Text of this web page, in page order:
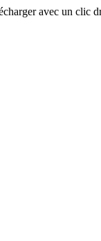
avec un clic